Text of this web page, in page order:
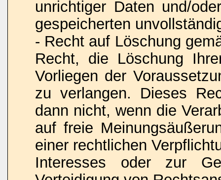
unrichtiger Daten und/
gespeicherten
- Recht auf Löschung
Recht, die Löschung
Vorliegen der
zu verlangen. Dieses
dann nicht, wenn die
auf freie
einer rechtlichen
Interesses oder zur